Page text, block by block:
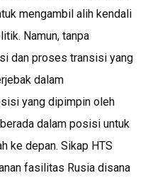
mengambil alih kendali
Namun, tanpa
dan proses transisi yang
dalam
yang dipimpin oleh
dalam posisi untuk
ke depan. Sikap HTS
fasilitas Rusia disana